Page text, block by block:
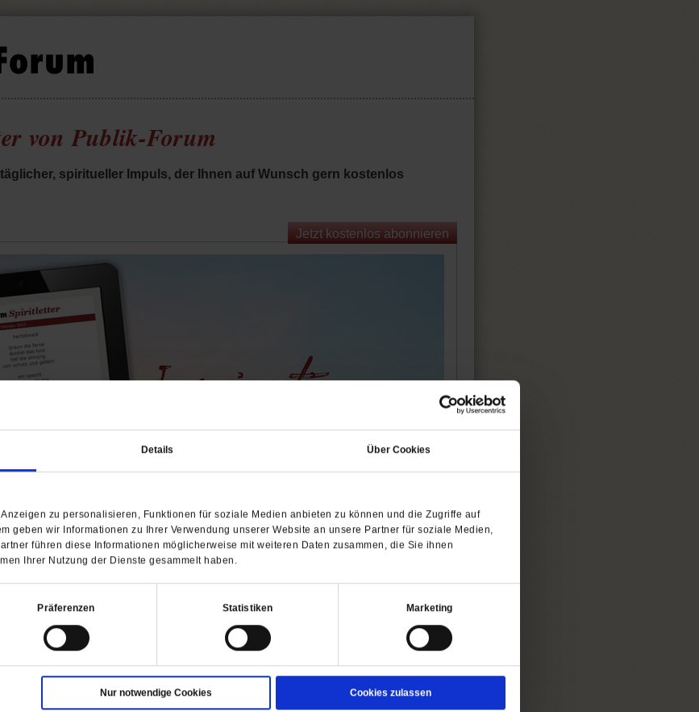
Details Über Cookies
zu personalisieren, Funktionen für soziale Medien anbieten zu können und die Zugriffe auf
geben wir Informationen zu Ihrer Verwendung unserer Website an unsere Partner für soziale Medien,
führen diese Informationen möglicherweise mit weiteren Daten zusammen, die Sie ihnen
Ihrer Nutzung der Dienste gesammelt haben.
Präferenzen Statistiken Marketing
Nur notwendige Cookies Cookies zulassen
von Publik-Forum
spiritueller Impuls, der Ihnen auf Wunsch gern kostenlos
Jetzt kostenlos abonnieren
Tagesbeginn Spiritualität im Alltag, mit kurzen, prägnanten und geistvollen
zum Innehalten.
Unser Spiritletter umfasst nicht mehr als 100 Worte: Das Wort
365 Tagen zu gewährleisten, hat sich ein Team namhafter Autorinnen und
die spirituelle, weisheitlich und mitunter poetische Texte beisteuern.
sind Ausdruck eines weltoffenen, ökologischen und sozialen Geistes, einer
und der Besinnung.
Service, den Sie kostenlos abonnieren können. Der Spiritletter kommt
Ihnen und gibt Ihnen einen besinnlichen Gruß für den Tag.